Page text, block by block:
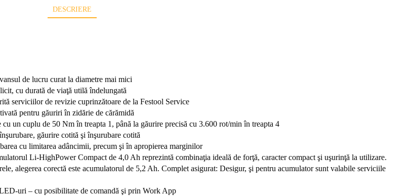
DESCRIERE
de lucru curat la diametre mai mici
cu durată de viaţă utilă îndelungată
serviciilor de revizie cuprinzătoare de la Festool Service
pentru găuriri în zidărie de cărămidă
un cuplu de 50 Nm în treapta 1, până la găurire precisă cu 3.600 rot/min în treapta 4
găurire cotită şi înşurubare cotită
cu limitarea adâncimii, precum şi în apropierea marginilor
Li-HighPower Compact de 4,0 Ah reprezintă combinaţia ideală de forţă, caracter compact şi uşurinţă la utilizare.
alegerea corectă este acumulatorul de 5,2 Ah. Complet asigurat: Desigur, şi pentru acumulator sunt valabile serviciile
uri – cu posibilitate de comandă şi prin Work App